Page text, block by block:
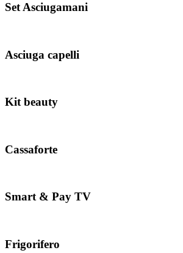
Set Asciugamani
Asciuga capelli
Kit beauty
Cassaforte
Smart & Pay TV
Frigorifero